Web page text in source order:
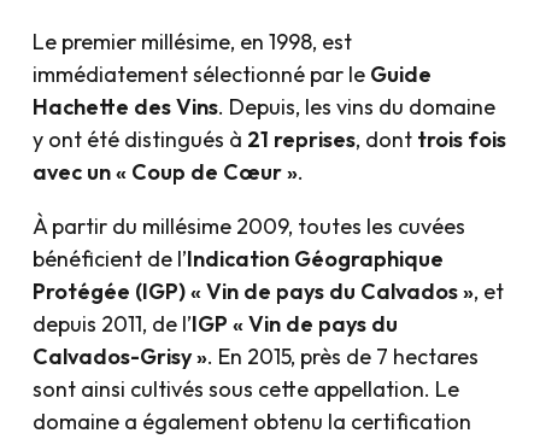
Le premier millésime, en 1998, est
immédiatement sélectionné par le Guide
Hachette des Vins. Depuis, les vins du domaine
y ont été distingués à 21 reprises, dont trois fois
avec un « Coup de Cœur ».
À partir du millésime 2009, toutes les cuvées
bénéficient de l’Indication Géographique
Protégée (IGP) « Vin de pays du Calvados », et
depuis 2011, de l’IGP « Vin de pays du
Calvados-Grisy ». En 2015, près de 7 hectares
sont ainsi cultivés sous cette appellation. Le
domaine a également obtenu la certification